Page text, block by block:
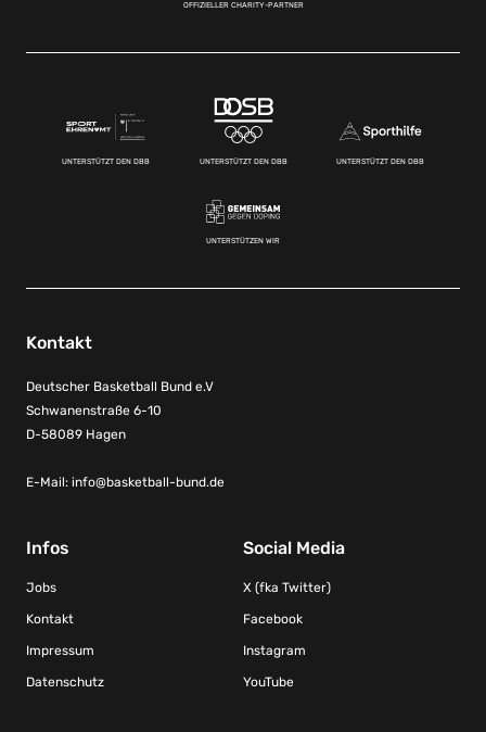
OFFIZIELLER CHARITY-PARTNER
UNTERSTÜTZT DEN DBB UNTERSTÜTZT DEN DBB UNTERSTÜTZT DEN DBB
UNTERSTÜTZEN WIR
Kontakt
Deutscher Basketball Bund e.V
Schwanenstraße 6-10
D-58089 Hagen
E-Mail: info@basketball-bund.de
Infos
Jobs
Kontakt
Impressum
Datenschutz
Social Media
X (fka Twitter)
Facebook
Instagram
YouTube